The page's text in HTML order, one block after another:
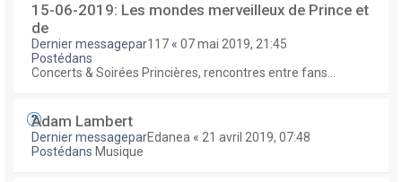
15-06-2019: Les mondes merveilleux de Prince et
de
Dernier messagepar117 « 07 mai 2019, 21:45
Postédans
Concerts & Soirées Princières, rencontres entre fans...
Adam Lambert
Dernier messageparEdanea « 21 avril 2019, 07:48
Postédans Musique